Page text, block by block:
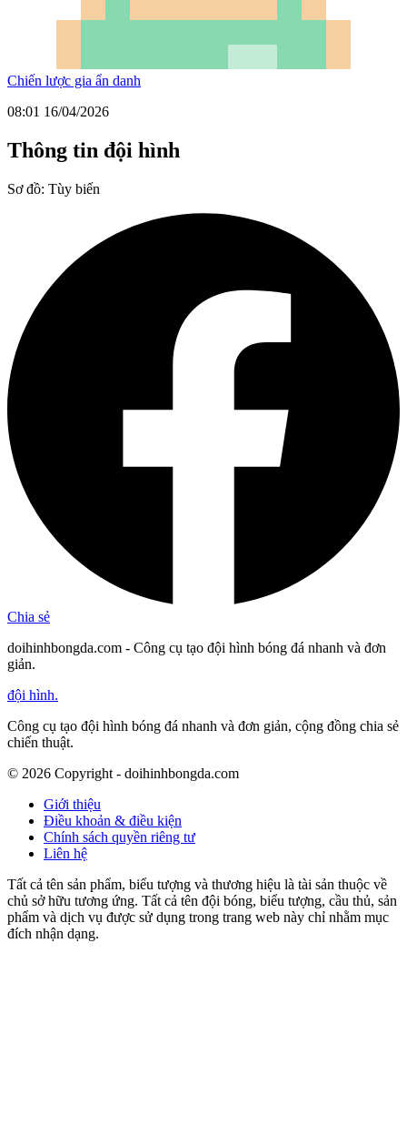
Chiến lược gia ẩn danh
08:01 16/04/2026
Thông tin đội hình
Sơ đồ: Tùy biến
Chia sẻ
doihinhbongda.com - Công cụ tạo đội hình bóng đá nhanh và đơn
giản.
đội hình.
Công cụ tạo đội hình bóng đá nhanh và đơn giản, cộng đồng chia sẻ
chiến thuật.
© 2026 Copyright - doihinhbongda.com
Giới thiệu
Điều khoản & điều kiện
Chính sách quyền riêng tư
Liên hệ
Tất cả tên sản phẩm, biểu tượng và thương hiệu là tài sản thuộc về
chủ sở hữu tương ứng. Tất cả tên đội bóng, biểu tượng, cầu thủ, sản
phẩm và dịch vụ được sử dụng trong trang web này chỉ nhằm mục
đích nhận dạng.